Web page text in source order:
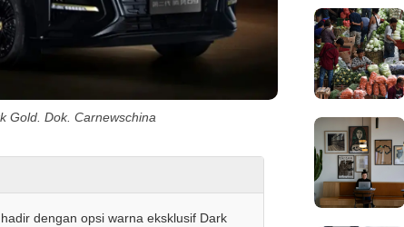
Gold. Dok. Carnewschina
dengan opsi warna eksklusif Dark